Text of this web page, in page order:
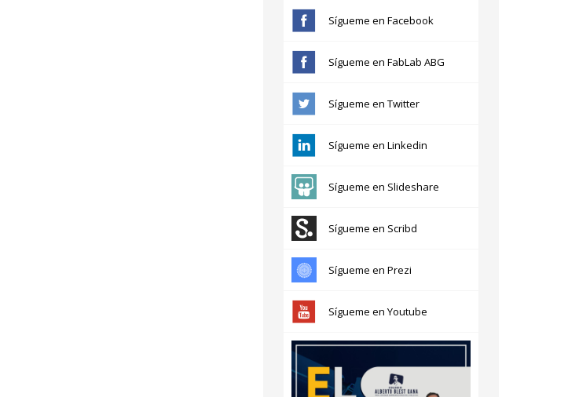
Sígueme en Facebook
Sígueme en FabLab ABG
Sígueme en Twitter
Sígueme en Linkedin
Sígueme en Slideshare
Sígueme en Scribd
Sígueme en Prezi
Sígueme en Youtube